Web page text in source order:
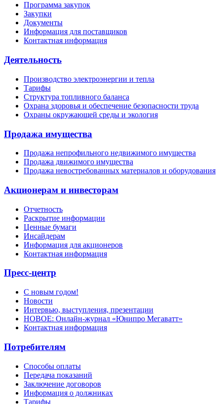
Программа закупок
Закупки
Документы
Информация для поставщиков
Контактная информация
Деятельность
Производство электроэнергии и тепла
Тарифы
Структура топливного баланса
Охрана здоровья и обеспечение безопасности труда
Охраны окружающей среды и экология
Продажа имущества
Продажа непрофильного недвижимого имущества
Продажа движимого имущества
Продажа невостребованных материалов и оборудования
Акционерам и инвесторам
Отчетность
Раскрытие информации
Ценные бумаги
Инсайдерам
Информация для акционеров
Контактная информация
Пресс-центр
С новым годом!
Новости
Интервью, выступления, презентации
НОВОЕ: Онлайн-журнал «Юнипро Мегаватт»
Контактная информация
Потребителям
Способы оплаты
Передача показаний
Заключение договоров
Информация о должниках
Тарифы